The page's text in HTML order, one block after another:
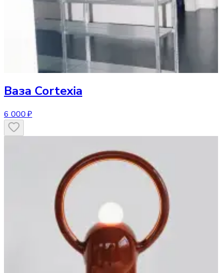
Ваза Cortexia
6 000 ₽